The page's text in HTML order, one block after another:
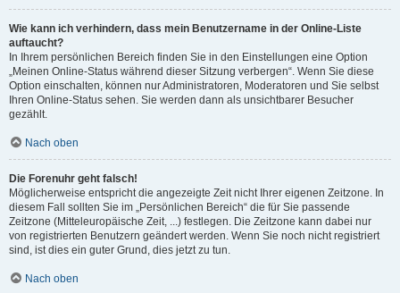
Wie kann ich verhindern, dass mein Benutzername in der Online-Liste
auftaucht?
In Ihrem persönlichen Bereich finden Sie in den Einstellungen eine Option
„Meinen Online-Status während dieser Sitzung verbergen“. Wenn Sie diese
Option einschalten, können nur Administratoren, Moderatoren und Sie selbst
Ihren Online-Status sehen. Sie werden dann als unsichtbarer Besucher
gezählt.
Nach oben
Die Forenuhr geht falsch!
Möglicherweise entspricht die angezeigte Zeit nicht Ihrer eigenen Zeitzone. In
diesem Fall sollten Sie im „Persönlichen Bereich“ die für Sie passende
Zeitzone (Mitteleuropäische Zeit, ...) festlegen. Die Zeitzone kann dabei nur
von registrierten Benutzern geändert werden. Wenn Sie noch nicht registriert
sind, ist dies ein guter Grund, dies jetzt zu tun.
Nach oben